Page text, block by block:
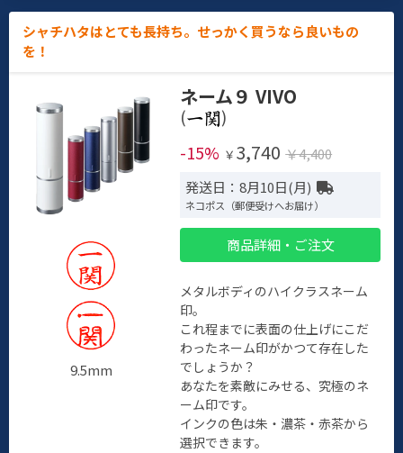
シャチハタはとても長持ち。せっかく買うなら良いもの
を！
9.5mm
ネーム９ VIVO
(
)
-15% ￥ 3,740 ￥4,400
発送日：8月10日(月)
ネコポス（郵便受けへお届け）
商品詳細・ご注文
メタルボディのハイクラスネーム
印。
これ程までに表面の仕上げにこだ
わったネーム印がかつて存在した
でしょうか？
あなたを素敵にみせる、究極のネ
ーム印です。
インクの色は朱・濃茶・赤茶から
選択できます。